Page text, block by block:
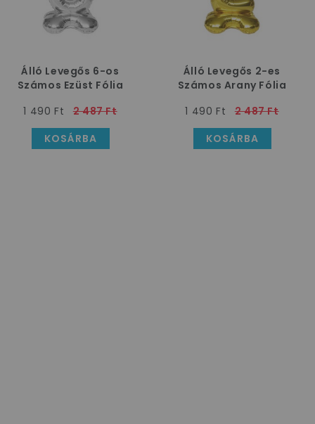
Álló Levegős 6-os
Számos Ezüst Fólia
1 490 Ft
2 487 Ft
KOSÁRBA
Álló Levegős 2-es
Számos Arany Fólia
1 490 Ft
2 487 Ft
KOSÁRBA